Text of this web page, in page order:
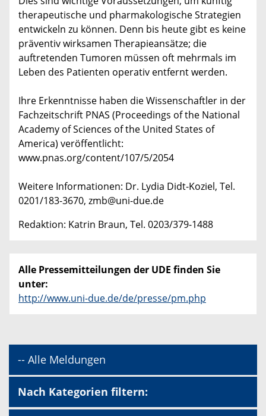
therapeutische und pharmakologische Strategien
entwickeln zu können. Denn bis heute gibt es keine
präventiv wirksamen Therapieansätze; die
auftretenden Tumoren müssen oft mehrmals im
Leben des Patienten operativ entfernt werden.
Ihre Erkenntnisse haben die Wissenschaftler in der
Fachzeitschrift PNAS (Proceedings of the National
Academy of Sciences of the United States of
America) veröffentlicht:
www.pnas.org/content/107/5/2054
Weitere Informationen: Dr. Lydia Didt-Koziel, Tel.
0201/183-3670, zmb@uni-due.de
Redaktion: Katrin Braun, Tel. 0203/379-1488
Alle Pressemitteilungen der UDE finden Sie
unter:
http://www.uni-due.de/de/presse/pm.php
-- Alle Meldungen
Nach Kategorien filtern: